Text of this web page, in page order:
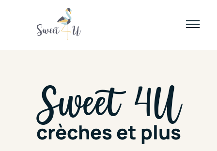
Sweet 4U
crèches et plus